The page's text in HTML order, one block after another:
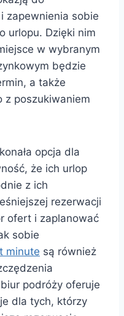
zapewnienia sobie
urlopu. Dzięki nim
w wybranym
będzie
a także
z poszukiwaniem
opcja dla
że ich urlop
z ich
rezerwacji
ofert i zaplanować
sobie
minute są również
podróży oferuje
dla tych, którzy